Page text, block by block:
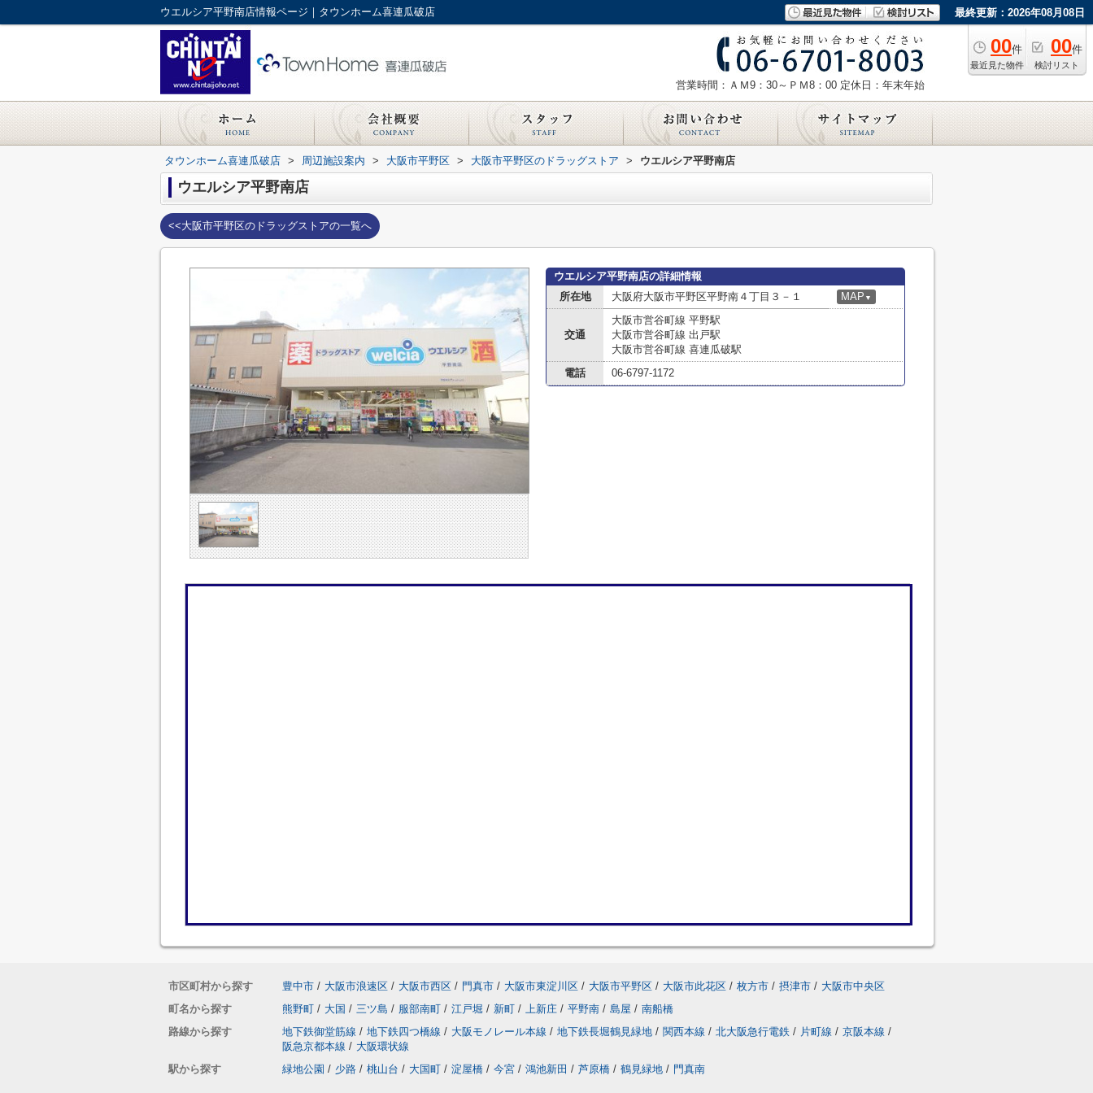
ウエルシア平野南店情報ページ｜タウンホーム喜連瓜破店 最終更新：2026年08月08日
00件
最近見た物件
00件
検討リスト
営業時間：ＡＭ9：30～ＰＭ8：00 定休日：年末年始
タウンホーム喜連瓜破店 > 周辺施設案内 > 大阪市平野区 > 大阪市平野区のドラッグストア > ウエルシア平野南店
ウエルシア平野南店
<<大阪市平野区のドラッグストアの一覧へ
ウエルシア平野南店の詳細情報
所在地
大阪府大阪市平野区平野南４丁目３－１ MAP ▼
交通
大阪市営谷町線 平野駅
大阪市営谷町線 出戸駅
大阪市営谷町線 喜連瓜破駅
電話
06-6797-1172
市区町村から探す 豊中市 / 大阪市浪速区 / 大阪市西区 / 門真市 / 大阪市東淀川区 / 大阪市平野区 / 大阪市此花区 / 枚方市 / 摂津市 / 大阪市中央区
町名から探す
熊野町 / 大国 / 三ツ島 / 服部南町 / 江戸堀 / 新町 / 上新庄 / 平野南 / 島屋 / 南船橋
路線から探す
地下鉄御堂筋線 / 地下鉄四つ橋線 / 大阪モノレール本線 / 地下鉄長堀鶴見緑地 / 関西本線 / 北大阪急行電鉄 / 片町線 / 京阪本線 /
阪急京都本線 / 大阪環状線
駅から探す
緑地公園 / 少路 / 桃山台 / 大国町 / 淀屋橋 / 今宮 / 鴻池新田 / 芦原橋 / 鶴見緑地 / 門真南